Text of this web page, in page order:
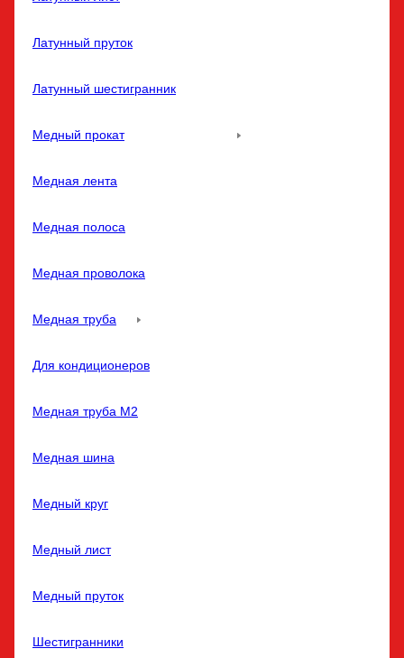
Латунный пруток
Латунный шестигранник
Медный прокат
Медная лента
Медная полоса
Медная проволока
Медная труба
Для кондиционеров
Медная труба M2
Медная шина
Медный круг
Медный лист
Медный пруток
Шестигранники